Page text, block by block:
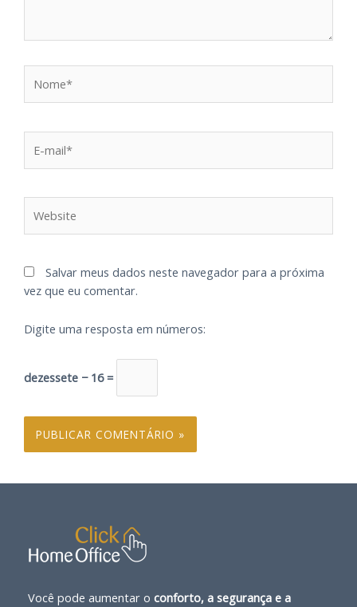
Salvar meus dados neste navegador para a próxima
vez que eu comentar.
Digite uma resposta em números:
dezessete − 16 =
Você pode aumentar o conforto, a segurança e a